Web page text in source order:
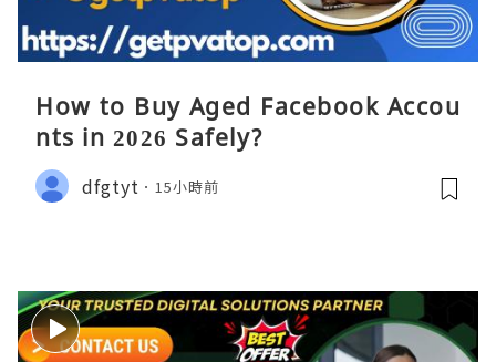
How to Buy Aged Facebook Accou
nts in 2026 Safely?
dfgtyt 15小時前